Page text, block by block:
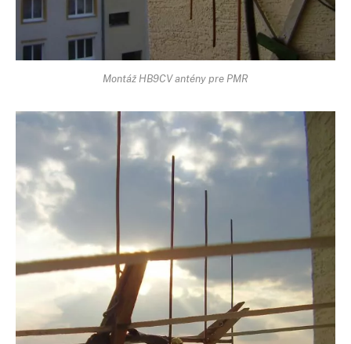
Montáž HB9CV antény pre PMR